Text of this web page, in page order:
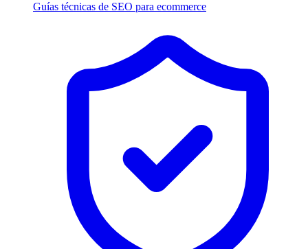
Guías técnicas de SEO para ecommerce